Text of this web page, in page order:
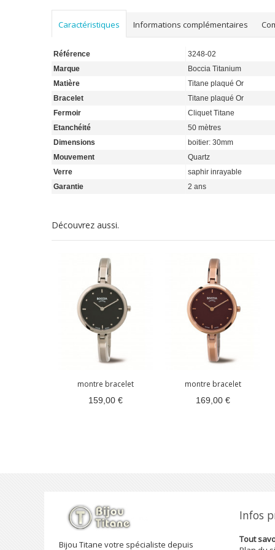
Caractéristiques Informations complémentaires
Référence
3248-02
Marque
Boccia Titanium
Matière
Titane plaqué Or
Bracelet
Titane plaqué Or
Fermoir
Cliquet Titane
Etanchéité
50 mètres
Dimensions
boitier: 30mm
Mouvement
Quartz
Verre
saphir inrayable
Garantie
2 ans
Découvrez aussi.
montre bracelet
159,00 €
montre bracelet
169,00 €
Bijou Titane votre spécialiste depuis
Infos
Tout